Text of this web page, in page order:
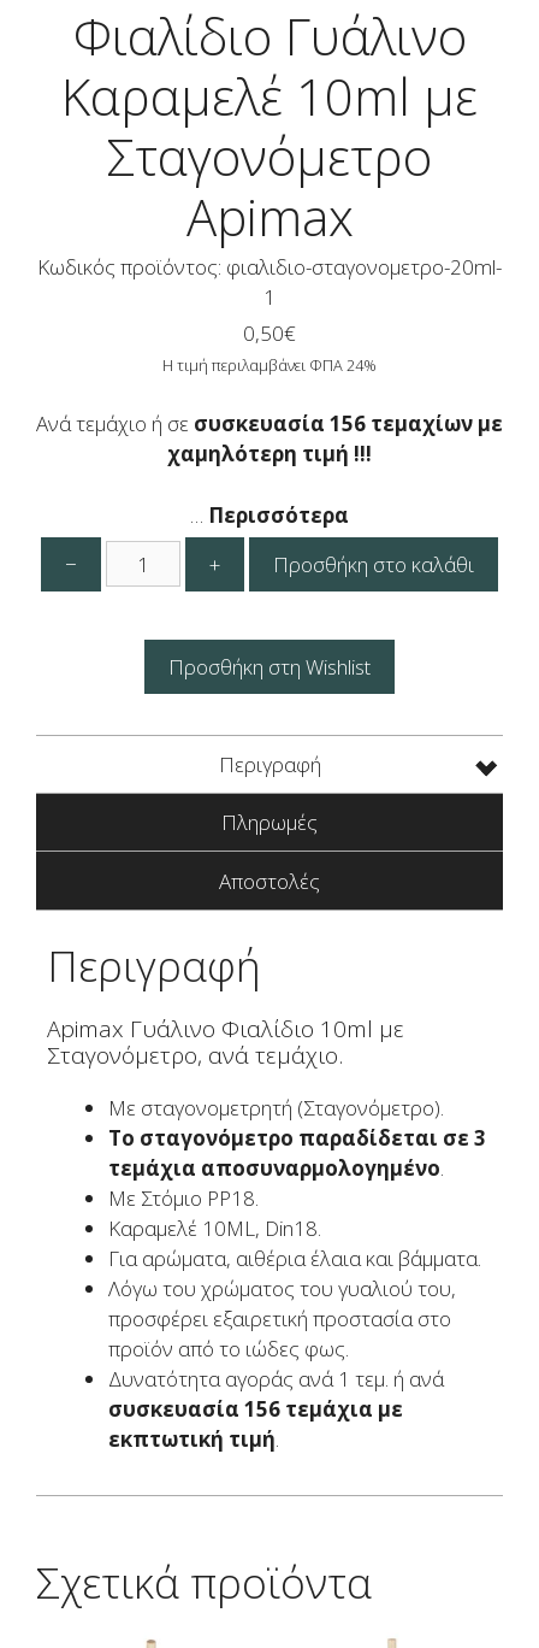
Φιαλίδιο Γυάλινο
Καραμελέ 10ml με
Σταγονόμετρο
Apimax
Κωδικός προϊόντος: φιαλιδιο-σταγονομετρο-20ml-
1
0,50€
Η τιμή περιλαμβάνει ΦΠΑ 24%
Ανά τεμάχιο ή σε συσκευασία 156 τεμαχίων με
χαμηλότερη τιμή !!!
Περισσότερα
−
Φιαλίδιο
Γυάλινο
10ml
Σταγονόμετρο
+ Προσθήκη στο καλάθι
Προσθήκη στη Wishlist
Περιγραφή
Πληρωμές
Αποστολές
Περιγραφή
Apimax Γυάλινο Φιαλίδιο 10ml με
Σταγονόμετρο, ανά τεμάχιο.
Με σταγονομετρητή (Σταγονόμετρο).
Το σταγονόμετρο παραδίδεται σε 3
τεμάχια αποσυναρμολογημένο.
Με Στόμιο PP18.
Καραμελέ 10ML, Din18.
Για αρώματα, αιθέρια έλαια και βάμματα.
Λόγω του χρώματος του γυαλιού του,
προσφέρει εξαιρετική προστασία στο
προϊόν από το ιώδες φως.
Δυνατότητα αγοράς ανά 1 τεμ. ή ανά
συσκευασία 156 τεμάχια με
εκπτωτική τιμή.
Σχετικά προϊόντα